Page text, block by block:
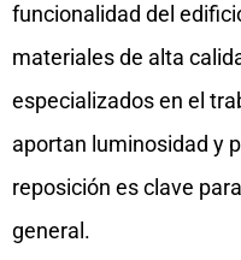
funcionalidad del
materiales de alta
especializados en el
aportan luminosidad y
reposición es clave
general.